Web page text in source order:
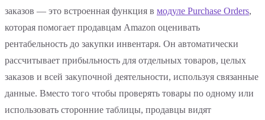
заказов — это встроенная функция в модуле Purchase Orders,
которая помогает продавцам Amazon оценивать
рентабельность до закупки инвентаря. Он автоматически
рассчитывает прибыльность для отдельных товаров, целых
заказов и всей закупочной деятельности, используя связанные
данные. Вместо того чтобы проверять товары по одному или
использовать сторонние таблицы, продавцы видят